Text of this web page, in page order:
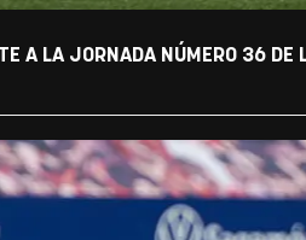
A LA JORNADA NÚMERO 36 DE